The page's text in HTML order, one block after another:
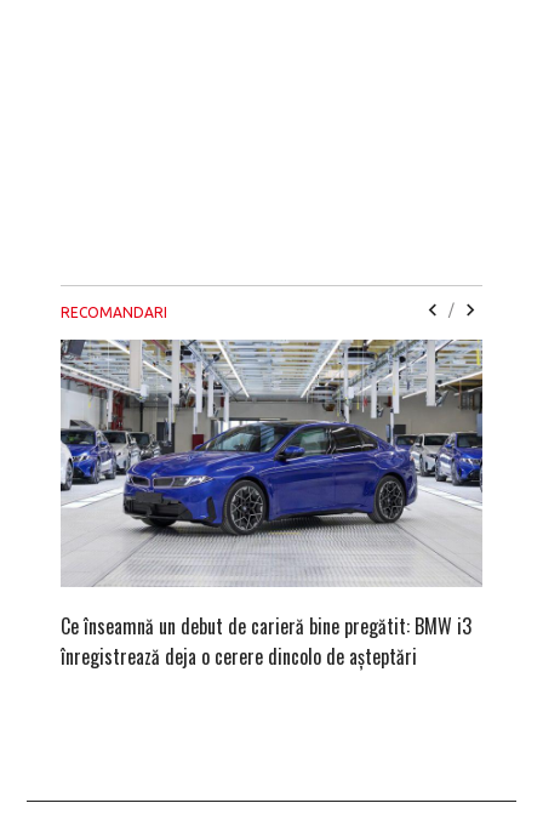
RECOMANDARI /
Ce înseamnă un debut de carieră bine pregătit: BMW i3
înregistrează deja o cerere dincolo de așteptări